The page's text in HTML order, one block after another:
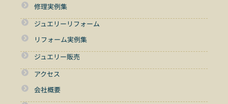
修理実例集
ジュエリーリフォーム
リフォーム実例集
ジュエリー販売
アクセス
会社概要